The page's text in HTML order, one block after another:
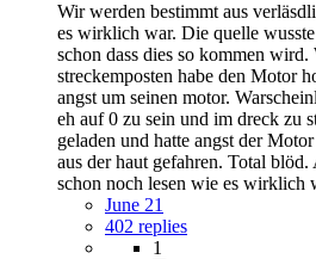
Wir werden bestimmt aus
es wirklich war. Die quelle
schon dass dies so kommen wird.
streckemposten habe den Motor
angst um seinen motor.
eh auf 0 zu sein und im dreck zu
geladen und hatte angst der
aus der haut gefahren. Total
schon noch lesen wie es wirklich
June 21
402 replies
1